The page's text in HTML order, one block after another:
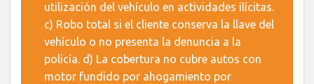
utilización del vehículo en actividades ilícitas.
c) Robo total si el cliente conserva la llave del
vehículo o no presenta la denuncia a la
policía. d) La cobertura no cubre autos con
motor fundido por ahogamiento por